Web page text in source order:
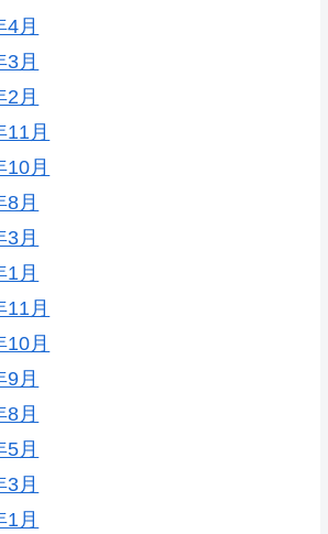
4月
3月
2月
11月
10月
8月
3月
1月
11月
10月
9月
8月
5月
3月
1月